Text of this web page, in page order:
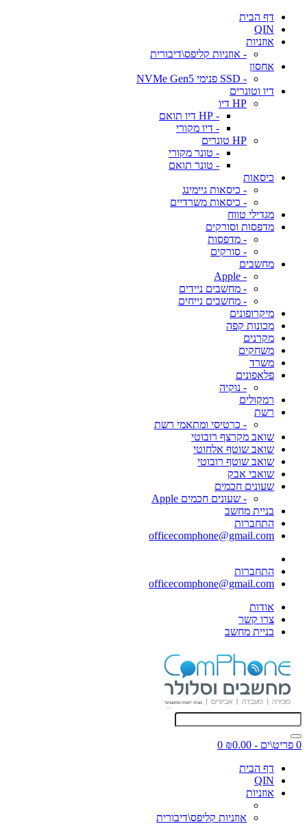
דף הבית
QIN
אוזניות
- אוזניות קליפס\דיבורית
אחסון
- SSD פנימי NVMe Gen5
דיו וטונרים
HP דיו
- HP דיו תואם
- דיו מקורי
HP טונרים
- טונר מקורי
- טונר תואם
כיסאות
- כיסאות גיימינג
- כיסאות משרדיים
מגדילי טווח
מדפסות וסורקים
- מדפסות
- סורקים
מחשבים
- Apple
- מחשבים ניידים
- מחשבים נייחים
מיקרופונים
מכונות קפה
מקרנים
משחקים
משרד
פלאפונים
- נוקיה
רמקולים
רשת
- כרטיסי ומתאמי רשת
שואב מקרצף רובוטי
שואב שוטף אלחוטי
שואב שוטף רובוטי
שואבי אבק
שעונים חכמים
- שעונים חכמים Apple
בניית מחשב
התחברות
officecomphone@gmail.com
התחברות
officecomphone@gmail.com
אודות
צרו קשר
בניית מחשב
0 פריט\ים - ₪0.00
0
דף הבית
QIN
אוזניות
אוזניות קליפס\דיבורית